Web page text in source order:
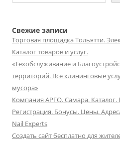
Свежие записи
Торговая площадка Тольятти.
Каталог товаров и услуг.
«Техобслуживание и
территорий. Все клининговые
мусора»
Компания АРГО. Самара. Каталог.
Регистрация. Бонусы. Цены.
Nail Experts
Создать сайт бесплатно для